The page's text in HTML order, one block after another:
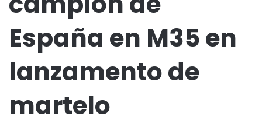
España en M35 en
lanzamento de
martelo